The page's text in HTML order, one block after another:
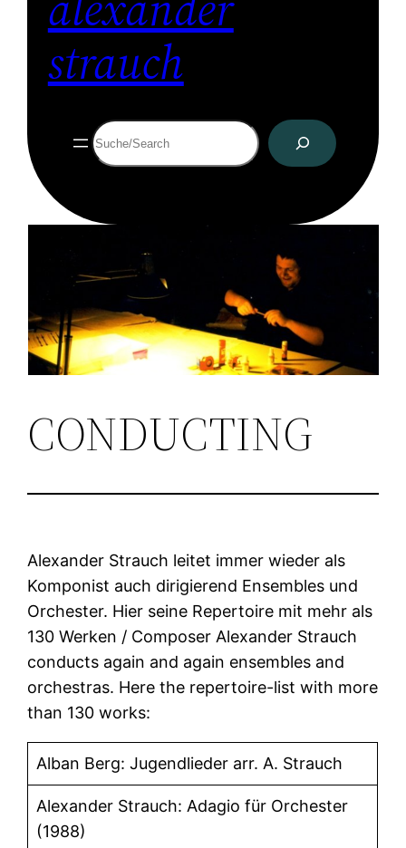
strauch
Suchen
CONDUCTING
Alexander Strauch leitet immer wieder als
Komponist auch dirigierend Ensembles und
Orchester. Hier seine Repertoire mit mehr als
130 Werken / Composer Alexander Strauch
conducts again and again ensembles and
orchestras. Here the repertoire-list with more
than 130 works:
Alban Berg: Jugendlieder arr. A. Strauch
Alexander Strauch: Adagio für Orchester
(1988)